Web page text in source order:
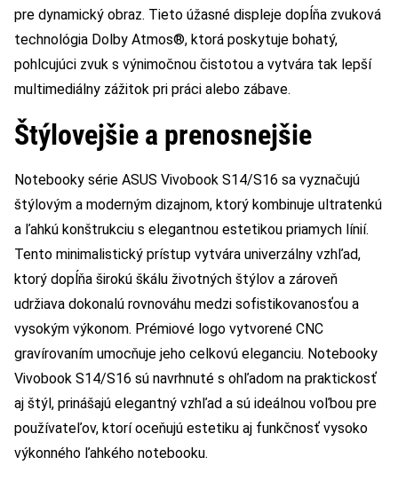
pre dynamický obraz. Tieto úžasné displeje dopĺňa zvuková
technológia Dolby Atmos®, ktorá poskytuje bohatý,
pohlcujúci zvuk s výnimočnou čistotou a vytvára tak lepší
multimediálny zážitok pri práci alebo zábave.
Štýlovejšie a prenosnejšie
Notebooky série ASUS Vivobook S14/S16 sa vyznačujú
štýlovým a moderným dizajnom, ktorý kombinuje ultratenkú
a ľahkú konštrukciu s elegantnou estetikou priamych línií.
Tento minimalistický prístup vytvára univerzálny vzhľad,
ktorý dopĺňa širokú škálu životných štýlov a zároveň
udržiava dokonalú rovnováhu medzi sofistikovanosťou a
vysokým výkonom. Prémiové logo vytvorené CNC
gravírovaním umocňuje jeho celkovú eleganciu. Notebooky
Vivobook S14/S16 sú navrhnuté s ohľadom na praktickosť
aj štýl, prinášajú elegantný vzhľad a sú ideálnou voľbou pre
používateľov, ktorí oceňujú estetiku aj funkčnosť vysoko
výkonného ľahkého notebooku.